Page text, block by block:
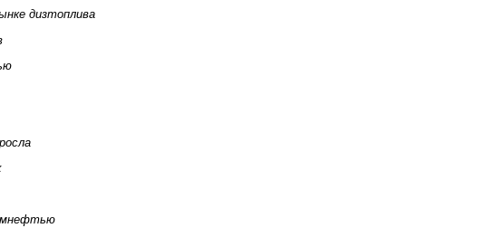
дизтоплива